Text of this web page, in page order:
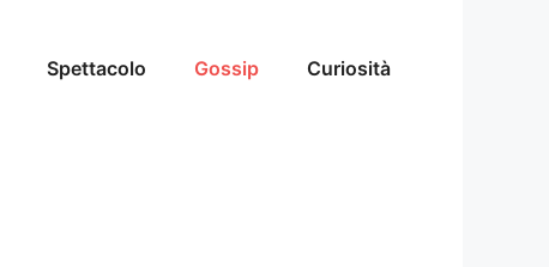
Spettacolo Gossip Curiosità